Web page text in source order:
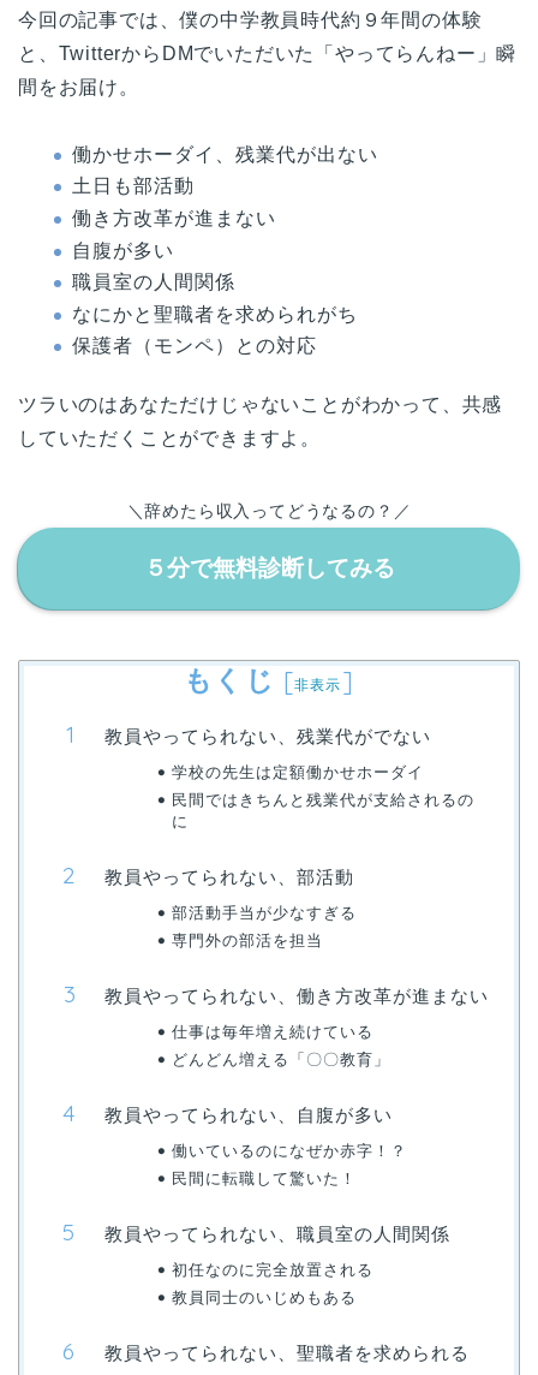
今回の記事では、僕の中学教員時代約９年間の体験
と、TwitterからDMでいただいた「やってらんねー」瞬
間をお届け。
働かせホーダイ、残業代が出ない
土日も部活動
働き方改革が進まない
自腹が多い
職員室の人間関係
なにかと聖職者を求められがち
保護者（モンペ）との対応
ツラいのはあなただけじゃないことがわかって、共感
していただくことができますよ。
＼辞めたら収入ってどうなるの？／
５分で無料診断してみる
もくじ [非表示 ]
教員やってられない、残業代がでない
学校の先生は定額働かせホーダイ
民間ではきちんと残業代が支給されるの
に
教員やってられない、部活動
部活動手当が少なすぎる
専門外の部活を担当
教員やってられない、働き方改革が進まない
仕事は毎年増え続けている
どんどん増える「〇〇教育」
教員やってられない、自腹が多い
働いているのになぜか赤字！？
民間に転職して驚いた！
教員やってられない、職員室の人間関係
初任なのに完全放置される
教員同士のいじめもある
教員やってられない、聖職者を求められる